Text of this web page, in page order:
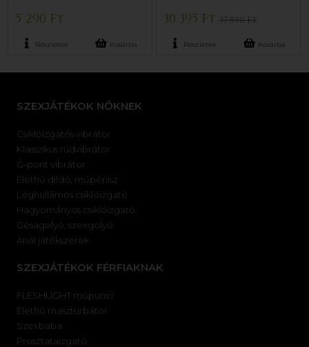
5 290 Ft
Részletek Kosárba
30 395 Ft37 990 Ft
Részletek Kosárba
SZEXJÁTÉKOK NŐKNEK
Csiklóizgatós vibrátor
Klasszikus rúdvibrátor
G-pont vibrátor
Élethű dildó, műpénisz
Léghullámos csiklóizgató
Hagyományos csiklóizgató
Gésagolyó, szexgolyó
Anál játékszerek
SZEXJÁTÉKOK FÉRFIAKNAK
FLESHLIGHT műpunci
Élethű maszturbátor
Szexbaba
Prosztataizgató